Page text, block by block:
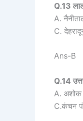
Q.13
A.
C.
Ans-B
Q.14
A.